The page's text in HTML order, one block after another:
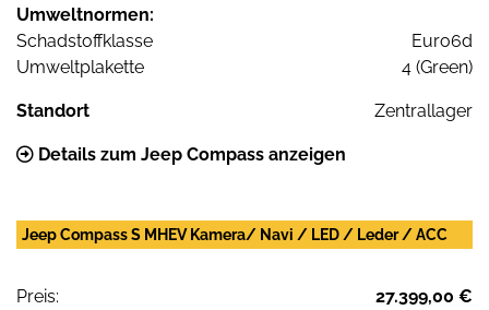
Umweltnormen:
Schadstoffklasse
Euro6d
Umweltplakette
4 (Green)
Standort Zentrallager
Details zum Jeep Compass anzeigen
Jeep Compass S MHEV Kamera/ Navi / LED / Leder / ACC
Preis:
27.399,00 €